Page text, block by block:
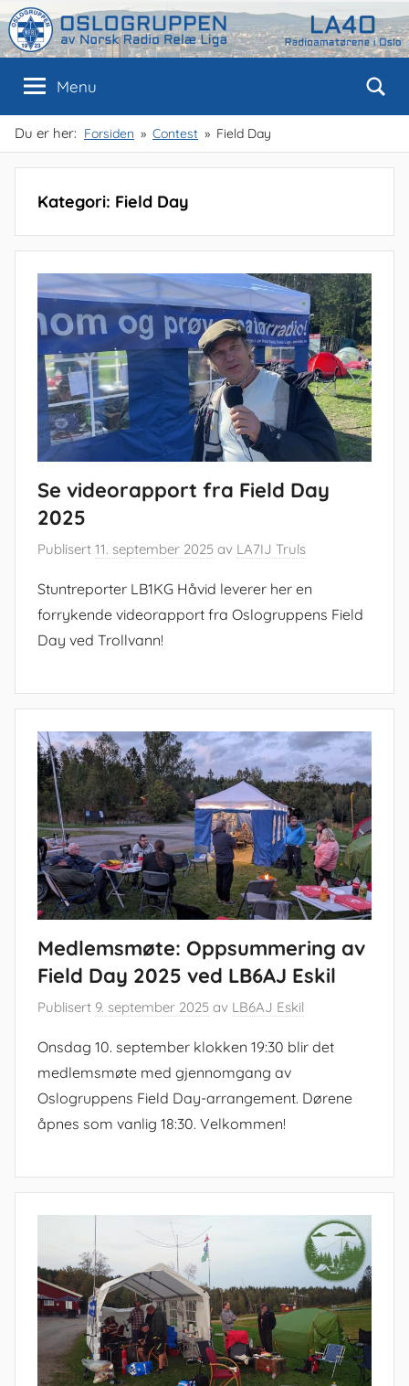
Skip
to
content
Oslogruppen
av
NRRL
Oslo
Menu
Du er her: Forsiden Contest Field Day
Kategori: Field Day
Se videorapport fra Field Day
2025
Publisert 11. september 2025 av LA7IJ Truls
Stuntreporter LB1KG Håvid leverer her en
forrykende videorapport fra Oslogruppens Field
Day ved Trollvann!
Medlemsmøte: Oppsummering av
Field Day 2025 ved LB6AJ Eskil
Publisert 9. september 2025 av LB6AJ Eskil
Onsdag 10. september klokken 19:30 blir det
medlemsmøte med gjennomgang av
Oslogruppens Field Day-arrangement. Dørene
åpnes som vanlig 18:30. Velkommen!